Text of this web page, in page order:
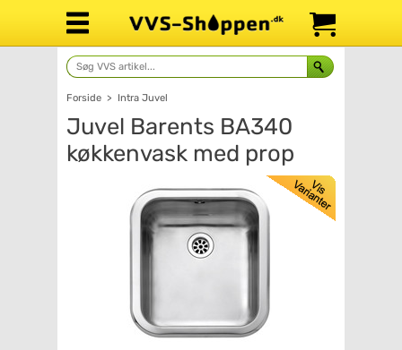
Forside > Intra Juvel
Juvel Barents BA340
køkkenvask med prop